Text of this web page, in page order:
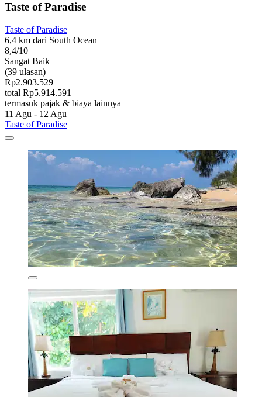
Taste of Paradise
Taste of Paradise
6,4 km dari South Ocean
8,4/10
Sangat Baik
(39 ulasan)
Rp2.903.529
total Rp5.914.591
termasuk pajak & biaya lainnya
11 Agu - 12 Agu
Taste of Paradise